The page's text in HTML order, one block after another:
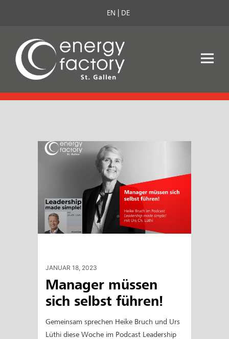
EN DE
JANUAR 18, 2023
Manager müssen
sich selbst führen!
Gemeinsam sprechen Heike Bruch und Urs
Lüthi diese Woche im Podcast Leadership